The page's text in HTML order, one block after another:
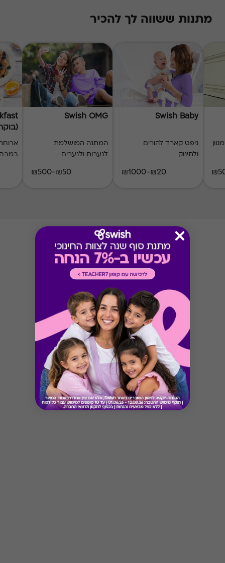
מתנות ששווה לך להכיר
Swish Baby
גיפט קארד להורים
ולתינוק
₪20-₪1000
Swish OMG
המתנה המושלמת
לנערות ולנערים
₪50-₪500
(בוקר